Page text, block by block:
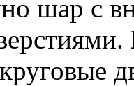
шар с